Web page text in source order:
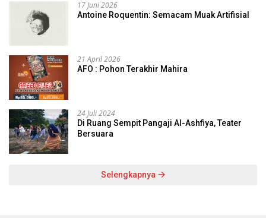
17 Juni 2026
Antoine Roquentin: Semacam Muak Artifisial
21 April 2026
AFO : Pohon Terakhir Mahira
24 Juli 2024
Di Ruang Sempit Pangaji Al-Ashfiya, Teater
Bersuara
Selengkapnya